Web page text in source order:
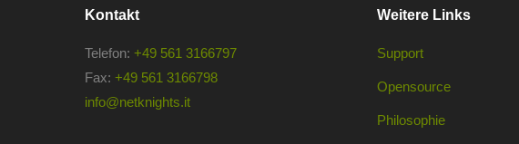
Kontakt
Telefon: +49 561 3166797
Fax: +49 561 3166798
info@netknights.it
Weitere Links
Support
Opensource
Philosophie